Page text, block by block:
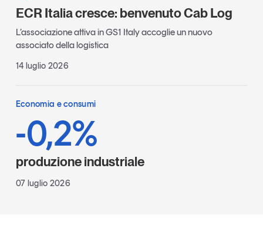
ECR Italia cresce: benvenuto Cab Log
L’associazione attiva in GS1 Italy accoglie un nuovo
associato della logistica
14 luglio 2026
Economia e consumi
-0,2%
produzione industriale
07 luglio 2026